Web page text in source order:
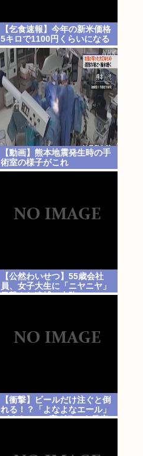
【乞食速報】今年の新米価格
5キロで1100円くらいになる
【動画】熊本地震発生時の手
術室の様子がこれ
【公然わいせつ】55歳会社
員、女子大生に「ニヤニヤ」
目撃され逮捕の末路
【衝撃】ビールだけ注ぐと倒
れる！？「よなよなエール」
がまさかのU字グラスを発売